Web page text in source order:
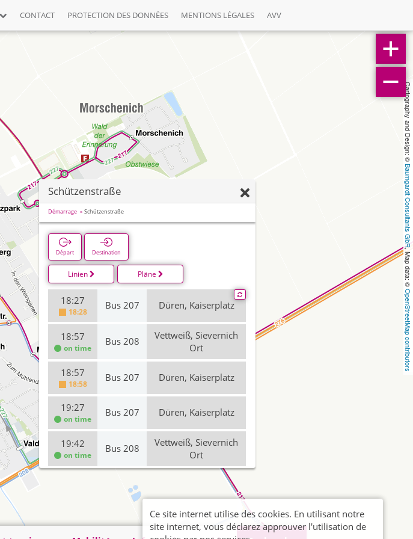
CONTACT PROTECTION DES DONNÉES MENTIONS LÉGALES AVV
Cartography and Design: ©
Baumgardt Consultants GbR
, Map data: ©
OpenStreetMap contributors
Schützenstraße
Démarrage Schützenstraße
Départ Destination
Linien Pläne
18:27
18:28
Bus 207 Düren, Kaiserplatz
18:57
on time
Bus 208
Vettweiß, Sievernich
Ort
18:57
18:58
Bus 207 Düren, Kaiserplatz
19:27
on time
Bus 207 Düren, Kaiserplatz
19:42
on time
Bus 208
Vettweiß, Sievernich
Ort
Bus 207 Düren, Kaiserplatz
on time
Bus 208
Vettweiß, Sievernich
Ort
Ce site internet utilise des cookies. En utilisant notre
site internet, vous déclarez approuver l'utilisation de